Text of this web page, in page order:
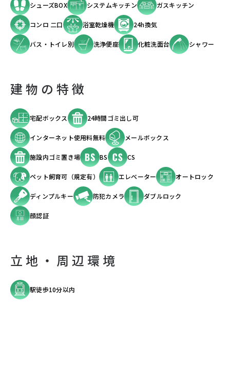
シューズBOX システムキッチン ガスキッチン
コンロ 二口 浴室乾燥機 24h換気
バス・トイレ別 洗浄便座 化粧洗面台 シャワー
建物の特徴
宅配ボックス 24時間ゴミ出し可
インターネット使用料無料 メールボックス
施設内ゴミ置き場 BS CS
ペット飼育可（規定有） エレベーター オートロック
ディンプルキー 防犯カメラ ダブルロック
顔認証
立地・周辺環境
駅徒歩10分以内